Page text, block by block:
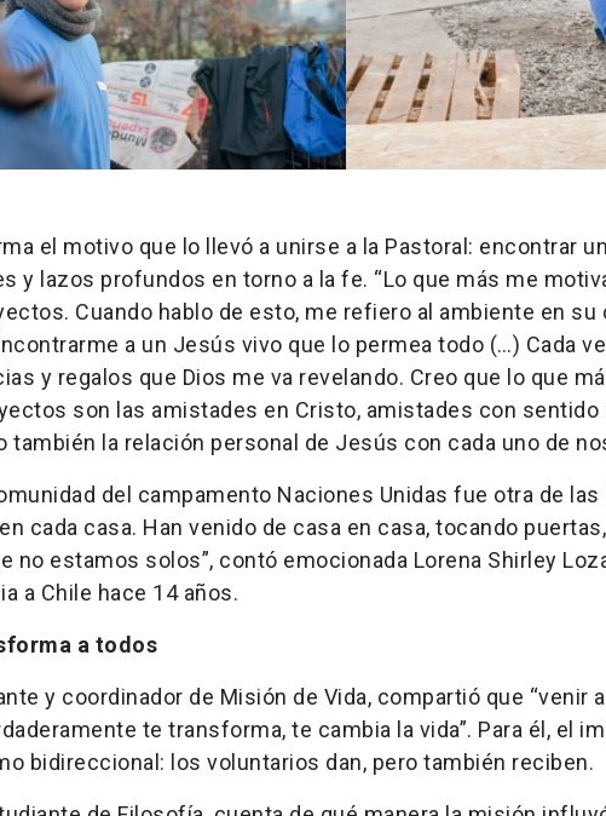
el motivo que lo llevó a unirse a la Pastoral: encontrar
y lazos profundos en torno a la fe. “Lo que más me
Cuando hablo de esto, me refiero al ambiente en
a un Jesús vivo que lo permea todo (…) Cada
y regalos que Dios me va revelando. Creo que lo que
son las amistades en Cristo, amistades con
también la relación personal de Jesús con cada uno de
del campamento Naciones Unidas fue otra de
cada casa. Han venido de casa en casa, tocando
no estamos solos”, contó emocionada Lorena Shirley
a Chile hace 14 años.
a todos
y coordinador de Misión de Vida, compartió que “venir
te transforma, te cambia la vida”. Para él, el
bidireccional: los voluntarios dan, pero también reciben.